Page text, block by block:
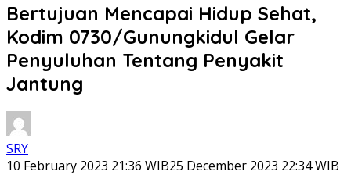
Bertujuan Mencapai Hidup Sehat,
Kodim 0730/Gunungkidul Gelar
Penyuluhan Tentang Penyakit
Jantung
SRY
10 February 2023 21:36 WIB25 December 2023 22:34 WIB